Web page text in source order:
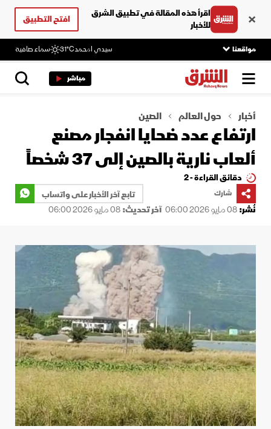
اقرأ هذه المقالة في تطبيق الشرق
للأخبار
افتح التطبيق
مواقعنا سيدي امحمد31°C سماء صافية
مباشر
أخبار حول العالم الصين
ارتفاع عدد ضحايا انفجار مصنع
ألعاب نارية بالصين إلى 37 شخصاً
دقائق القراءة - 2
شارك
تابع آخر الأخبار على واتساب
نُشر:08 مايو 2026 06:00 آخر تحديث:08 مايو 2026 06:00